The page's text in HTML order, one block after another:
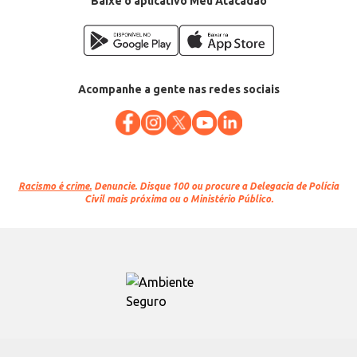
Acompanhe a gente nas redes sociais
Racismo é crime. Denuncie. Disque 100 ou procure a Delegacia de Polícia
Civil mais próxima ou o Ministério Público.